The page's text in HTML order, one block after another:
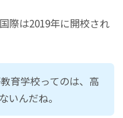
際は2019年に開校され
育学校ってのは、高
いんだね。